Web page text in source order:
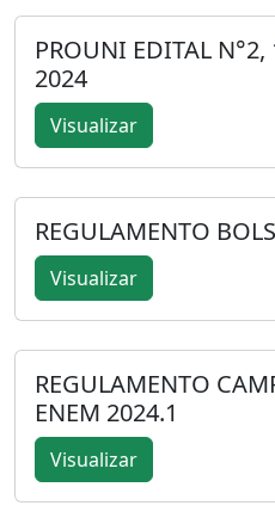
PROUNI EDITAL N°2,
2024
Visualizar
REGULAMENTO
Visualizar
REGULAMENTO
ENEM 2024.1
Visualizar